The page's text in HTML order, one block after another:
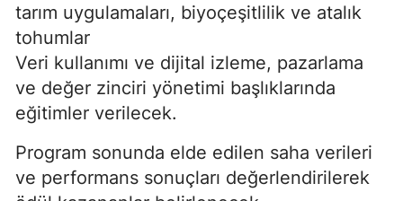
tarım uygulamaları, biyoçeşitlilik ve atalık
tohumlar
Veri kullanımı ve dijital izleme, pazarlama
ve değer zinciri yönetimi başlıklarında
eğitimler verilecek.
Program sonunda elde edilen saha verileri
ve performans sonuçları değerlendirilerek